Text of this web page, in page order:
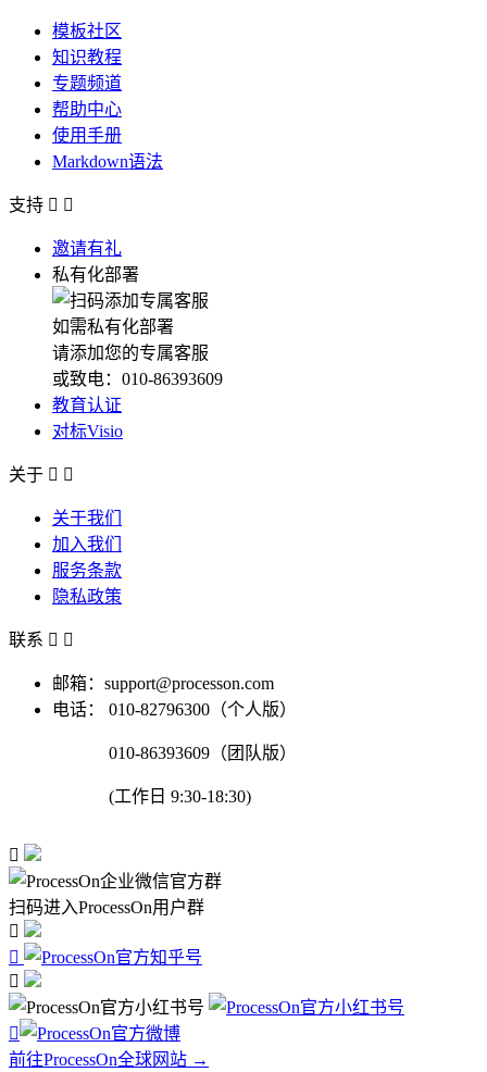
模板社区
知识教程
专题频道
帮助中心
使用手册
Markdown语法
支持  
邀请有礼
私有化部署
如需私有化部署
请添加您的专属客服
或致电：010-86393609
教育认证
对标Visio
关于  
关于我们
加入我们
服务条款
隐私政策
联系  
邮箱：support@processon.com
电话：
010-82796300（个人版）
010-86393609（团队版）
(工作日 9:30-18:30)

扫码进入ProcessOn用户群




前往ProcessOn全球网站 →